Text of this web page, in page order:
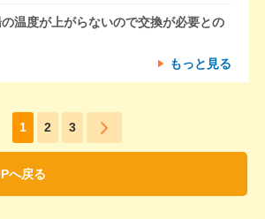
温度が上がらないので交換が必要との
もっと見る
1 2 3
へ戻る